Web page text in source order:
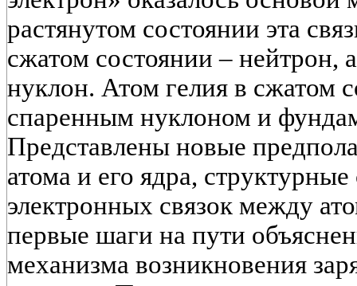
растянутом состоянии эта
сжатом состоянии – нейтрон,
нуклон. Атом гелия в сжатом
спаренным нуклоном и
Представлены новые
атома и его ядра,
электронных связок между
первые шаги на пути
механизма возникновения